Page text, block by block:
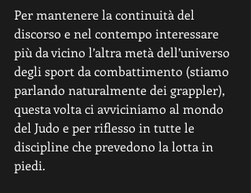
Per mantenere la continuità del
discorso e nel contempo interessare
più da vicino l’altra metà dell’universo
degli sport da combattimento (stiamo
parlando naturalmente dei grappler),
questa volta ci avviciniamo al mondo
del Judo e per riflesso in tutte le
discipline che prevedono la lotta in
piedi.